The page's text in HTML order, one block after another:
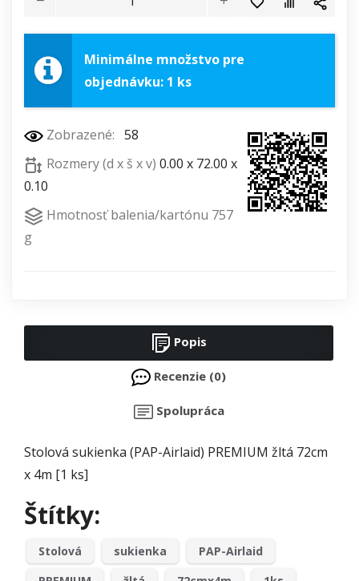
Minimálne množstvo pre
objednávku: 1 ks
Zobrazené: 58
Rozmery (d x š x v) 0.00 x 72.00 x
0.10
Hmotnosť balenia/kartónu 757
g
Popis
Recenzie (0)
Spolupráca
Stolová sukienka (PAP-Airlaid) PREMIUM žltá 72cm
x 4m [1 ks]
Štítky:
Stolová sukienka
PAP-Airlaid